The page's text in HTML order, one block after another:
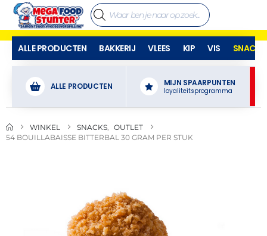
ALLE PRODUCTEN BAKKERIJ VLEES KIP VIS SNACKS
ALLE PRODUCTEN MIJN SPAARPUNTEN
loyaliteitsprogramma
WINKEL SNACKS
OUTLET
54 BOUILLABAISSE BITTERBAL 30 GRAM PER STUK